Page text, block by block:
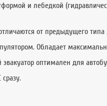
и лебедкой
от предыдущего типа
Обладает
оптимален для